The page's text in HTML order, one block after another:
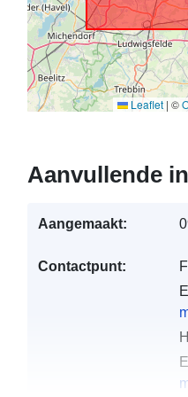
Leaflet | ©
Aanvullende
Aangemaakt:
Contactpunt: